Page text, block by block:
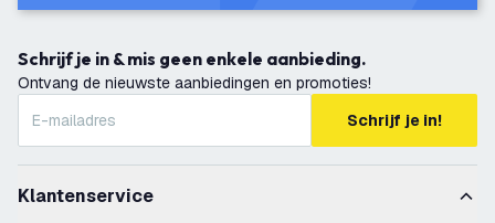
Schrijf je in & mis geen enkele aanbieding.
Ontvang de nieuwste aanbiedingen en promoties!
Schrijf je in!
Klantenservice